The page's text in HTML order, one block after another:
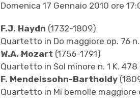
Domenica 17 Gennaio 2010 ore
F.J. Haydn (1732-1809)
Quartetto in Do maggiore op. 76
W.A. Mozart (1756-1791)
Quartetto in Sol minore n. 1 K.
F. Mendelssohn-Bartholdy
Quartetto in Mi bemolle maggiore